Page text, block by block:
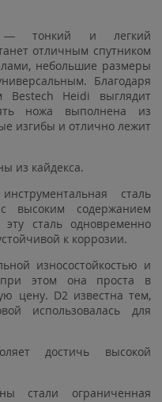
тонкий и легкий
отличным спутником
небольшие размеры
Благодаря
Bestech Heidi выглядит
ножа выполнена из
изгибы и отлично лежит
из кайдекса.
сталь
с высоким содержанием
сталь одновременно
к коррозии.
износостойкостью и
при этом она проста в
цену. D2 известна тем,
использовалась для
достичь высокой
стали ограниченная